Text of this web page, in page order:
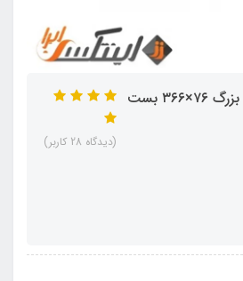
استخر ایزی ست گرد بزرگ ۷۶×۳۶۶ بست
(دیدگاه 28 کاربر)